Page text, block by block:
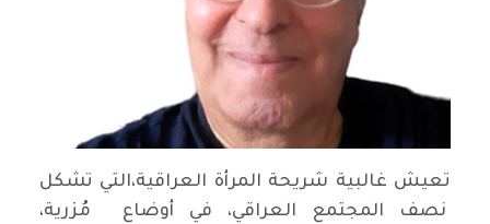
تعيش غالبية شريحة المرأة العراقية،التي تشكل
نصف المجتمع العراقي، في أوضاع مُزرية،